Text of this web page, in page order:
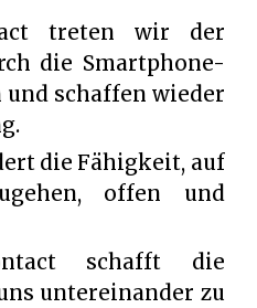
treten wir der
die Smartphone-
schaffen wieder
die Fähigkeit, auf
offen und
schafft die
untereinander zu